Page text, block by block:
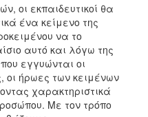
οι εκπαιδευτικοί θα
ένα κείμενο της
να το
αυτό και λόγω της
εγγυώνται οι
οι ήρωες των κειμένων
χαρακτηριστικά
Με τον τρόπο